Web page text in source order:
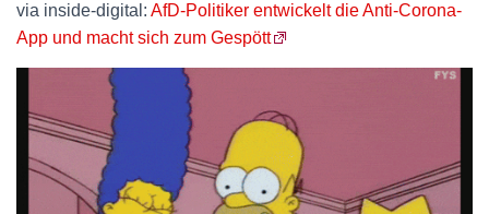
via inside-digital: AfD-Politiker entwickelt die Anti-Corona-
App und macht sich zum Gespött